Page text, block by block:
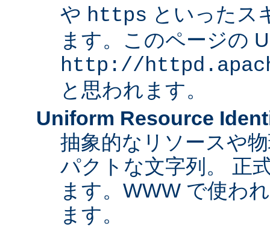
や https といったス
ます。このページの
http://
と思われます。
Uniform Resource
抽象的なリソースや
パクトな文字列。 正
ます。WWW で使わ
ます。